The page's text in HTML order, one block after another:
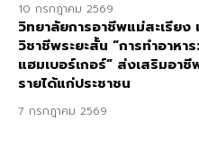
10 กรกฎาคม 2569
วิทยาลัยการอาชีพแม่สะเรียง
วิชาชีพระยะสั้น “การทำอาหา
แฮมเบอร์เกอร์” ส่งเสริมอาชี
รายได้แก่ประชาชน
7 กรกฎาคม 2569